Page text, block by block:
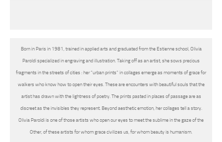
Born in Paris in 1981, trained in applied arts and graduated from the Estienne school, Olivia
Paroldi specialized in engraving and illustration. Taking off as an artist, she sows precious
fragments in the streets of cities : her “urban prints” in collages emerge as moments of grace for
walkers who know how to open their eyes. These are encounters with beautiful souls that the
artist has drawn with the lightness of poetry. The prints pasted in places of passage are as
discreet as the invisibles they represent. Beyond aesthetic emotion, her collages tell a story.
Olivia Paroldi is one of those artists who open our eyes to meet the sublime in the gaze of the
Other, of these artists for whom grace civilizes us, for whom beauty is humanism.